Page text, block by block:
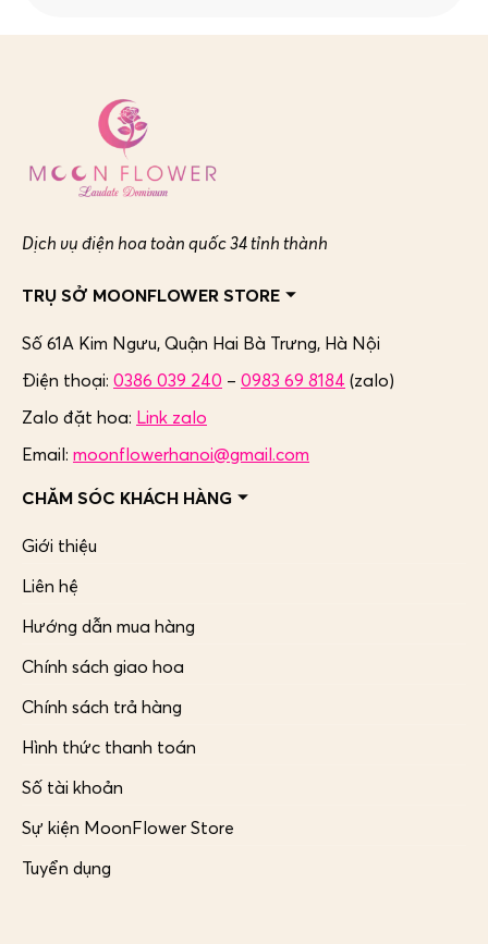
Dịch vụ điện hoa toàn quốc 34 tỉnh thành
TRỤ SỞ MOONFLOWER STORE
Số 61A Kim Ngưu, Quận Hai Bà Trưng, Hà Nội
Điện thoại: 0386 039 240 – 0983 69 8184 (zalo)
Zalo đặt hoa: Link zalo
Email: moonflowerhanoi@gmail.com
CHĂM SÓC KHÁCH HÀNG
Giới thiệu
Liên hệ
Hướng dẫn mua hàng
Chính sách giao hoa
Chính sách trả hàng
Hình thức thanh toán
Số tài khoản
Sự kiện MoonFlower Store
Tuyển dụng